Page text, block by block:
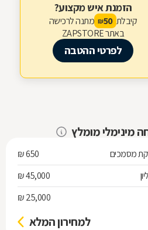
הזמנת איש מקצוע?
קיבלת 50
₪ מתנה לרכישה
באתר ZAPSTORE
לפרטי ההטבה
מינימלי מומלץ
מסמכים
650 ₪
45,000 ₪
25,000 ₪
למחירון המלא